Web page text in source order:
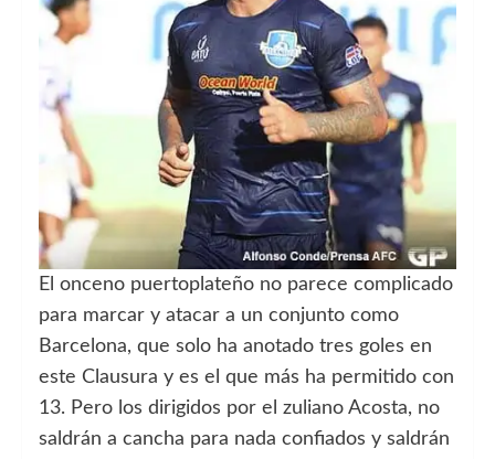
El onceno puertoplateño no parece complicado
para marcar y atacar a un conjunto como
Barcelona, que solo ha anotado tres goles en
este Clausura y es el que más ha permitido con
13. Pero los dirigidos por el zuliano Acosta, no
saldrán a cancha para nada confiados y saldrán